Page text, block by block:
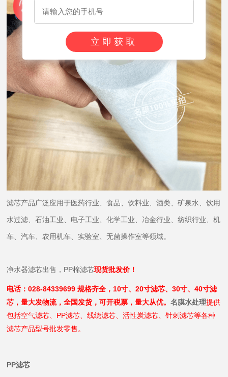
滤芯产品广泛应用于医药行业、食品、饮料业、酒类、矿泉水、饮用
水过滤、石油工业、电子工业、化学工业、冶金行业、纺织行业、机
车、汽车、农用机车、实验室、无菌操作室等领域。
净水器滤芯出售，PP棉滤芯现货批发价！
电话：028-84339699 规格齐全，10寸、20寸滤芯、30寸、40寸滤
芯，量大发物流，全国发货，可开税票，量大从优。名膜水处理提供
包括空气滤芯、PP滤芯、线绕滤芯、活性炭滤芯、针刺滤芯等各种
滤芯产品型号批发零售。
PP滤芯
立即获取